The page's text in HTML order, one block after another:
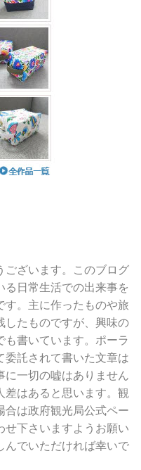
ございます。このブログ
る日常生活での出来事を
す。主に作ったものや旅
したものですが、興味の
も書いています。ポーラ
委託されて書いた文章は
に一切の嘘はありません
差はあると思います。観
合は政府観光局公式ペー
せ下さいますようお願い
んでいただければ幸いで